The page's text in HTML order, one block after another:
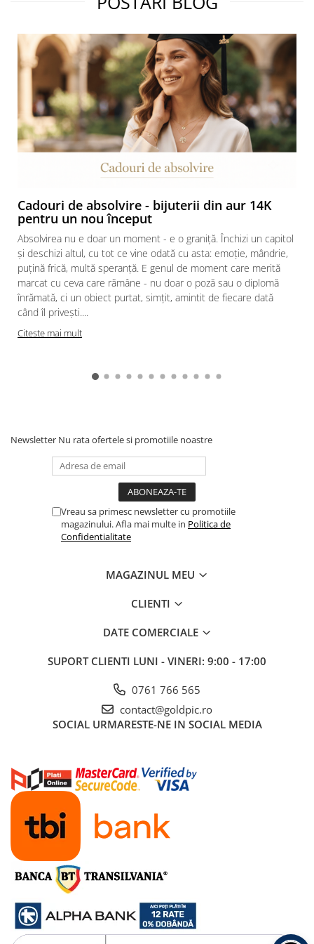
Cadouri de absolvire - bijuterii din aur 14K
pentru un nou început
Absolvirea nu e doar un moment - e o graniță. Închizi un capitol
și deschizi altul, cu tot ce vine odată cu asta: emoție, mândrie,
puțină frică, multă speranță. E genul de moment care merită
marcat cu ceva care rămâne - nu doar o poză sau o diplomă
înrămată, ci un obiect purtat, simțit, amintit de fiecare dată
când îl privești....
Citeste mai mult
Newsletter Nu rata ofertele si promotiile noastre
Vreau sa primesc newsletter cu promotiile
magazinului. Afla mai multe in Politica de
Confidentialitate
MAGAZINUL MEU
CLIENTI
DATE COMERCIALE
SUPORT CLIENTI LUNI - VINERI: 9:00 - 17:00
0761 766 565
contact@goldpic.ro
SOCIAL URMARESTE-NE IN SOCIAL MEDIA